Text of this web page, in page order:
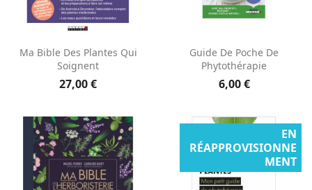
Ma Bible Des Plantes Qui
Soignent
27,00 €
Guide De Poche De
Phytothérapie
6,00 €
EN
RÉAPPROVISIONNE
MENT